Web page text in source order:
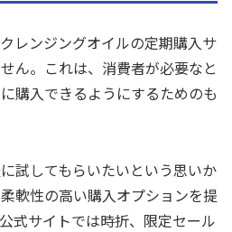
レンジングオイルの定期購入サ
ん。これは、消費者が必要なと
購入できるようにするためのも
試してもらいたいという思いか
軟性の高い購入オプションを提
式サイトでは時折、限定セール